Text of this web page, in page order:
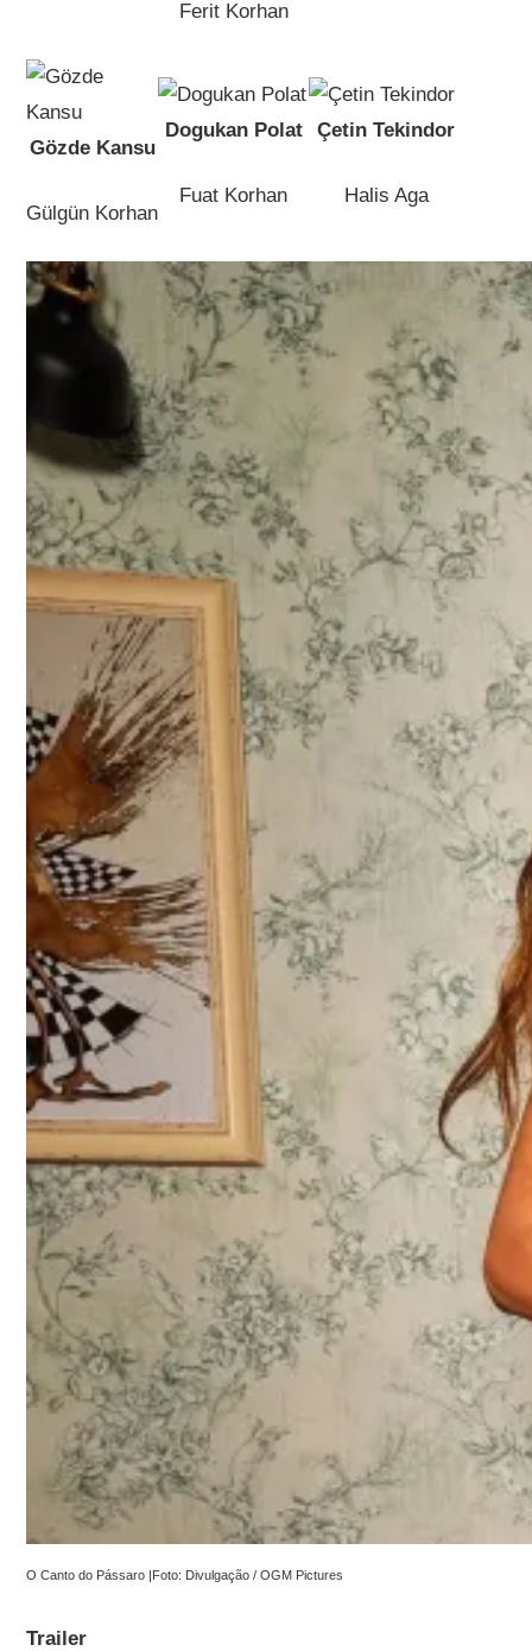
Ferit Korhan
Gözde Kansu
Gülgün Korhan
Dogukan Polat
Fuat Korhan
Çetin Tekindor
Halis Aga
O Canto do Pássaro |Foto: Divulgação / OGM Pictures
Trailer